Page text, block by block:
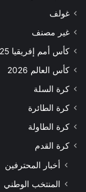
غولف
غير مصنف
كأس أمم إفريقيا 2025
كأس العالم 2026
كرة السلة
كرة الطائرة
كرة الطاولة
كرة القدم
أخبار المحترفين
المنتخب الوطني